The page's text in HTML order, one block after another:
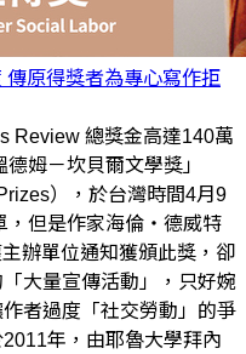
原得獎者為專心寫作拒
Review 總獎金高達140萬
姆－坎貝爾文學獎」
），於台灣時間4月9
，但是作家海倫・德威特
辦單位通知獲頒此獎，卻
大量宣傳活動」，只好婉
者過度「社交勞動」的爭
年，由耶魯大學拜內